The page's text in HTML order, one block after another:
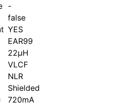
-
false
YES
EAR99
22µH
VLCF
NLR
Shielded
720mA